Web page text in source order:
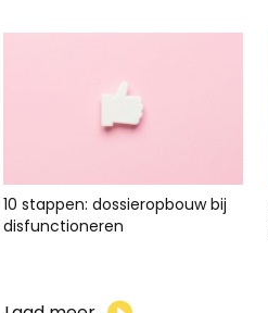
10 stappen: dossieropbouw bij
disfunctioneren